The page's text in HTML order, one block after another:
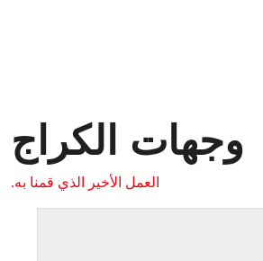
وجهات الكراج
العمل الأخير الذي قمنا به.